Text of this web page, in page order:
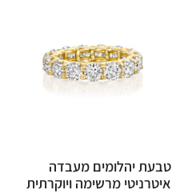
טבעת יהלומים מעבדה
איטרניטי מרשימה ויוקרתית